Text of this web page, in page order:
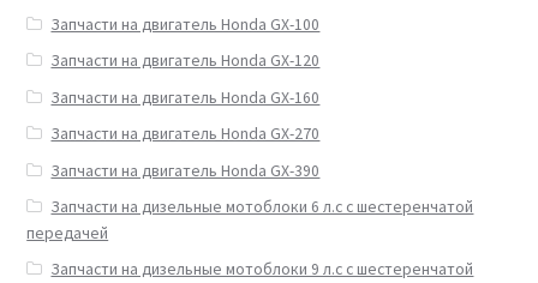
Запчасти на двигатель Honda GX-100
Запчасти на двигатель Honda GX-120
Запчасти на двигатель Honda GX-160
Запчасти на двигатель Honda GX-270
Запчасти на двигатель Honda GX-390
Запчасти на дизельные мотоблоки 6 л.с с шестеренчатой
передачей
Запчасти на дизельные мотоблоки 9 л.с с шестеренчатой